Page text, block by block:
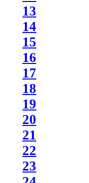
13
14
15
16
17
18
19
20
21
22
23